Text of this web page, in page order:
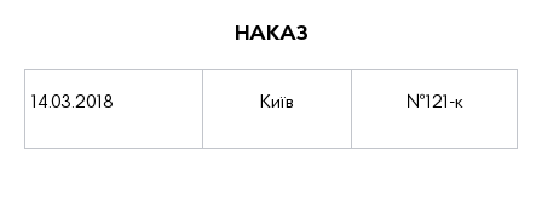
НАКАЗ
14.03.2018 Київ №121-к